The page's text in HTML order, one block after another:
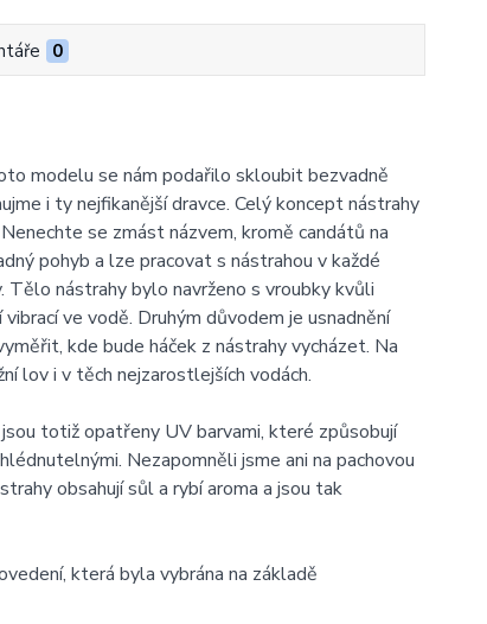
0
modelu se nám podařilo skloubit bezvadně
i ty nejfikanější dravce. Celý koncept nástrahy
se zmást názvem, kromě candátů na
pohyb a lze pracovat s nástrahou v každé
Tělo nástrahy bylo navrženo s vroubky kvůli
ve vodě. Druhým důvodem je usnadnění
kde bude háček z nástrahy vycházet. Na
lov i v těch nejzarostlejších vodách.
totiž opatřeny UV barvami, které způsobují
Nezapomněli jsme ani na pachovou
obsahují sůl a rybí aroma a jsou tak
která byla vybrána na základě